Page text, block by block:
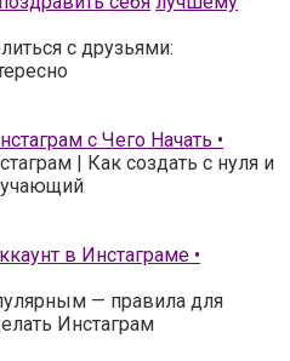
с друзьями:
с Чего Начать •
| Как создать с нуля и
в Инстаграме •
— правила для
Инстаграм